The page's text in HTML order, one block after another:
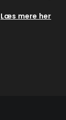
Læs mere her